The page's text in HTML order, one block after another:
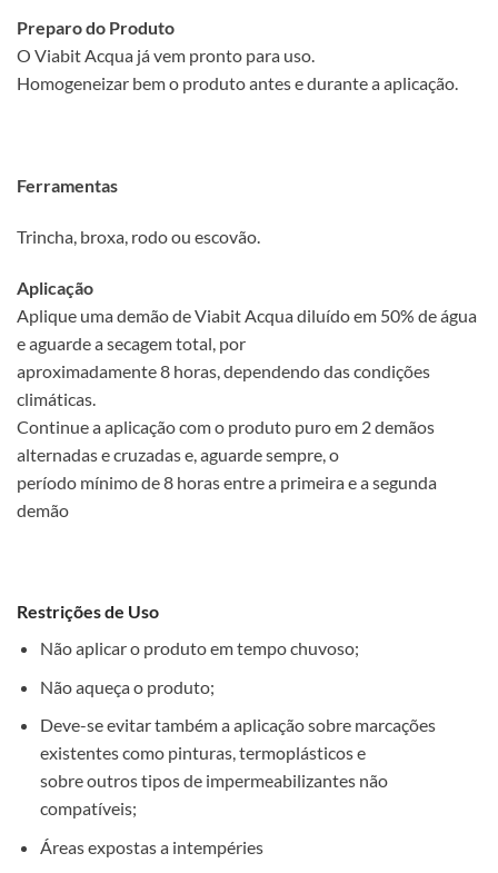
Preparo do Produto
O Viabit Acqua já vem pronto para uso.
Homogeneizar bem o produto antes e durante a aplicação.
Ferramentas
Trincha, broxa, rodo ou escovão.
Aplicação
Aplique uma demão de Viabit Acqua diluído em 50% de água
e aguarde a secagem total, por
aproximadamente 8 horas, dependendo das condições
climáticas.
Continue a aplicação com o produto puro em 2 demãos
alternadas e cruzadas e, aguarde sempre, o
período mínimo de 8 horas entre a primeira e a segunda
demão
Restrições de Uso
Não aplicar o produto em tempo chuvoso;
Não aqueça o produto;
Deve-se evitar também a aplicação sobre marcações
existentes como pinturas, termoplásticos e
sobre outros tipos de impermeabilizantes não
compatíveis;
Áreas expostas a intempéries